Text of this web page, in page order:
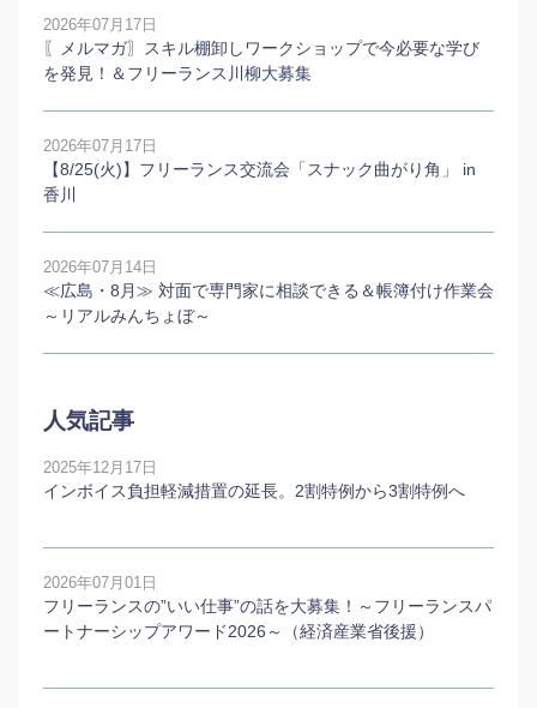
2026年07月17日
〖メルマガ〗スキル棚卸しワークショップで今必要な学び
を発見！＆フリーランス川柳大募集
2026年07月17日
【8/25(火)】フリーランス交流会「スナック曲がり角」 in
香川
2026年07月14日
≪広島・8月≫ 対面で専門家に相談できる＆帳簿付け作業会
～リアルみんちょぼ～
人気記事
2025年12月17日
インボイス負担軽減措置の延長。2割特例から3割特例へ
2026年07月01日
フリーランスの”いい仕事”の話を大募集！～フリーランスパ
ートナーシップアワード2026～（経済産業省後援）